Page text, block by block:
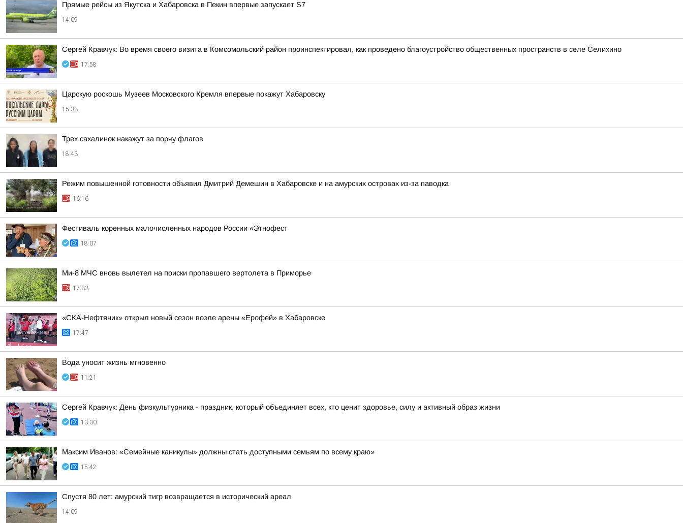
Прямые рейсы из Якутска и Хабаровска в Пекин впервые запускает S7
14:09
Сергей Кравчук: Во время своего визита в Комсомольский район проинспектировал, как проведено благоустройство общественных пространств в селе Селихино
17:58
Царскую роскошь Музеев Московского Кремля впервые покажут Хабаровску
15:33
Трех сахалинок накажут за порчу флагов
18:43
Режим повышенной готовности объявил Дмитрий Демешин в Хабаровске и на амурских островах из-за паводка
16:16
Фестиваль коренных малочисленных народов России «Этнофест
18:07
Ми-8 МЧС вновь вылетел на поиски пропавшего вертолета в Приморье
17:33
«СКА-Нефтяник» открыл новый сезон возле арены «Ерофей» в Хабаровске
17:47
Вода уносит жизнь мгновенно
11:21
Сергей Кравчук: День физкультурника - праздник, который объединяет всех, кто ценит здоровье, силу и активный образ жизни
13:30
Максим Иванов: «Семейные каникулы» должны стать доступными семьям по всему краю»
15:42
Спустя 80 лет: амурский тигр возвращается в исторический ареал
14:09